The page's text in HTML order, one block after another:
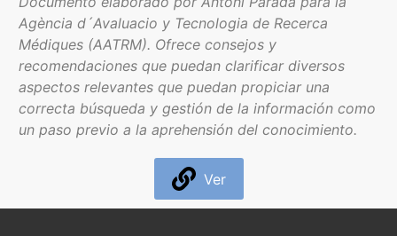
Formación
Boletín
Agència d´Avaluacio y Tecnologia de Recerca
Médiques (AATRM). Ofrece consejos y
recomendaciones que puedan clarificar diversos
aspectos relevantes que puedan propiciar una
correcta búsqueda y gestión de la información como
un paso previo a la aprehensión del conocimiento.
Ver